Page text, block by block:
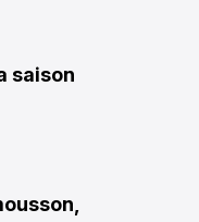
saison